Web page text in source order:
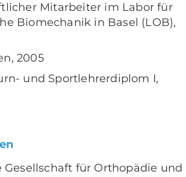
Mitarbeiter im Labor für
Biomechanik in Basel (LOB),
2005
und Sportlehrerdiplom I,
Gesellschaft für Orthopädie und